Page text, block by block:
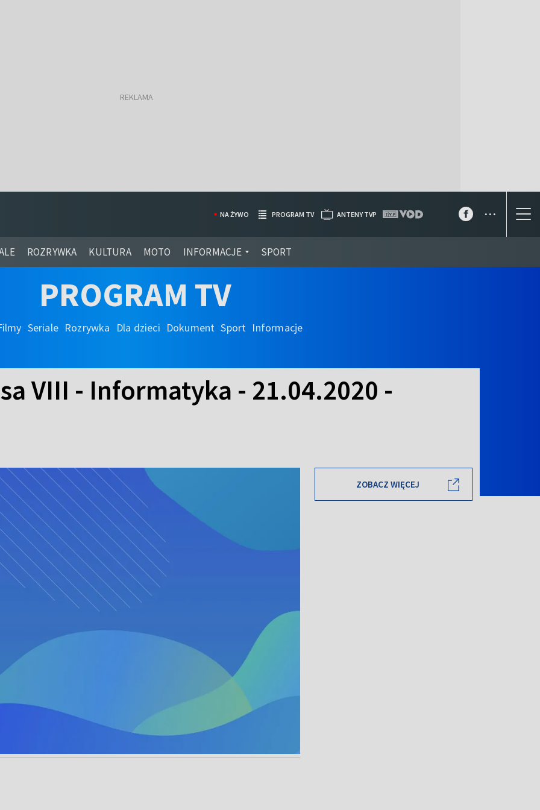
ROZRYWKA KULTURA MOTO INFORMACJE SPORT
NA ŻYWO PROGRAM TV ANTENY TVP ...
PROGRAM TV
Seriale Rozrywka Dla dzieci Dokument Sport Informacje
VIII - Informatyka - 21.04.2020 -
ZOBACZ WIĘCEJ